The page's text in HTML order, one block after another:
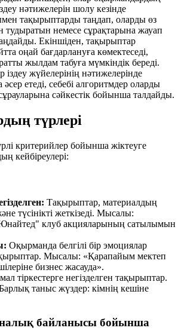
нәтижелерін шолу кезінде
тақырыптарды таңдап, оларды өз
немесе сұрақтарына жауап
Екіншіден, тақырыптар
оңай бағдарлануға көмектеседі,
жылдам табуға мүмкіндік береді.
жүйелерінің нәтижелерінде
етеді, себебі алгоритмдер оларды
сәйкестік бойынша талдайды.
түрлері
критерийлер бойынша жіктеуге
кейбіреулері:
Тақырыптар, материалдың
түсінікті жеткізеді. Мысалы:
клуб акцияларының сатылымын
Оқырманда белгілі бір эмоциялар
Мысалы: «Қарапайым мектеп
бизнес жасауда».
тіркестерге негізделген тақырыптар.
таныс жүздер: кімнің кешіне
байланысы бойынша